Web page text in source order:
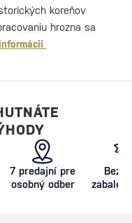
koreňov
hrozna sa
7 predajní pre
osobný odber